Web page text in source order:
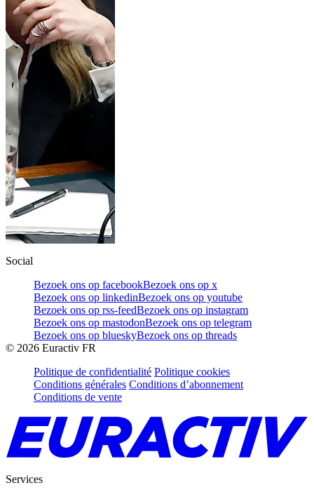
Social
Bezoek ons op facebookBezoek ons op x
Bezoek ons op linkedinBezoek ons op youtube
Bezoek ons op rss-feedBezoek ons op instagram
Bezoek ons op mastodonBezoek ons op telegram
Bezoek ons op blueskyBezoek ons op threads
© 2026 Euractiv FR
Politique de confidentialité Politique cookies
Conditions générales Conditions d’abonnement
Conditions de vente
Services